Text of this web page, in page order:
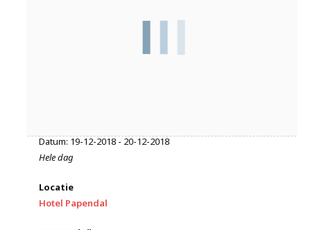
Datum: 19-12-2018 - 20-12-2018
Hele dag
Locatie
Hotel Papendal